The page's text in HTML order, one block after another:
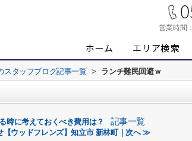
営業時間：
スタッフブログ記事一覧 > ランチ難民回避ｗ
時に考えておくべき費用は？ 記事一覧
【ウッドフレンズ】知立市 新林町｜次へ ≫